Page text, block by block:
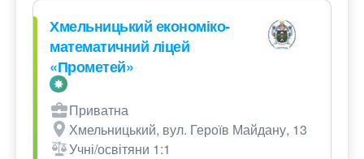
Хмельницький економіко-
математичний ліцей
«Прометей»
Приватна
Хмельницький, вул. Героїв Майдану, 13
Учні/освітяни 1:1